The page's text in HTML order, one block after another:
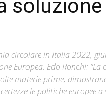
circolare in Italia 2022,
Europea. Edo Ronchi:
materie prime,
le politiche europee a